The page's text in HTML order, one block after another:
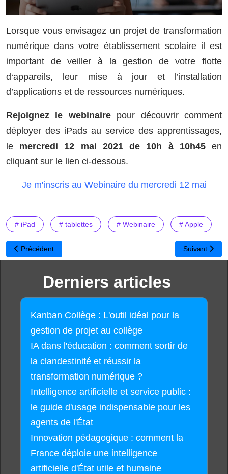
Lorsque vous envisagez un projet de transformation
numérique dans votre établissement scolaire il est
important de veiller à la gestion de votre flotte
d‘appareils, leur mise à jour et l’installation
d’applications et de ressources numériques.
Rejoignez le webinairepour découvrir comment
déployer des iPads au service des apprentissages,
le mercredi 12 mai 2021 de 10h à 10h45en
cliquant sur le lien ci-dessous.
Je m'inscris au Webinaire du mercredi 12 mai
# iPad # tablettes # Webinaire # Apple
Article précédent : Comment repenser l’enseignement ?
Précédent Article
Suivant
Derniers articles
Kanban Collège : L'outil idéal pour la
gestion de projet au collège
IA dans l'éducation : comment sortir de
la clandestinité et réussir la
transformation numérique ?
Intelligence artificielle et service public :
le guide d'usage indispensable pour les
agents de l'État
Innovation pédagogique : comment la
France déploie une intelligence
artificielle d'État utile et humaine